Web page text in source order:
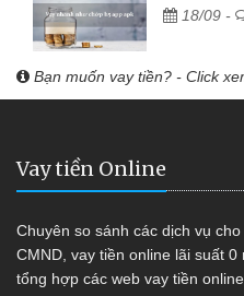
18/09 -
Bạn muốn vay tiền? - Click
Vay tiền Online
Chuyên so sánh các dịch vụ
CMND, vay tiền online lãi suất
tổng hợp các web vay tiền